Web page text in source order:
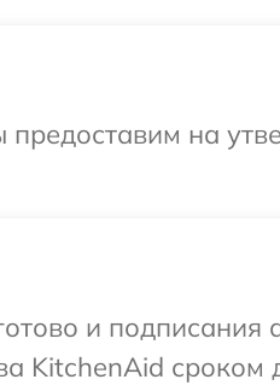
на
и
KitchenAid сроком